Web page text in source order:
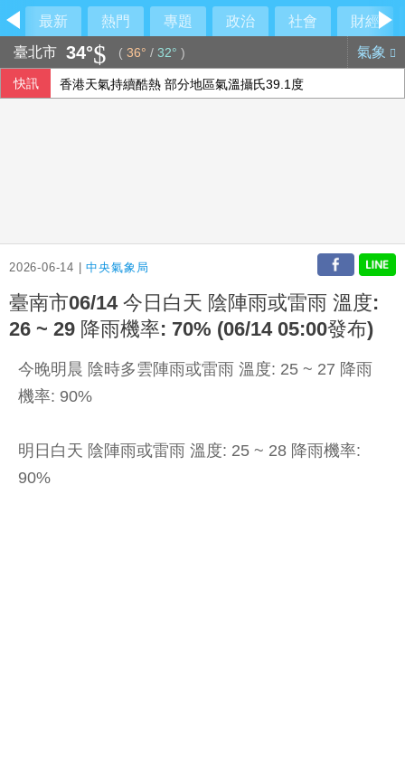
最新 熱門 專題 政治 社會
財經
臺北市 34° ( 36° / 32° ) 氣象
快訊 香港天氣持續酷熱 部分地區氣溫攝氏39.1度
2026-06-14 |中央氣象局
臺南市06/14 今日白天 陰陣雨或雷雨 溫度:
26 ~ 29 降雨機率: 70% (06/14 05:00發布)
今晚明晨 陰時多雲陣雨或雷雨 溫度: 25 ~ 27 降雨
機率: 90%
明日白天 陰陣雨或雷雨 溫度: 25 ~ 28 降雨機率:
90%